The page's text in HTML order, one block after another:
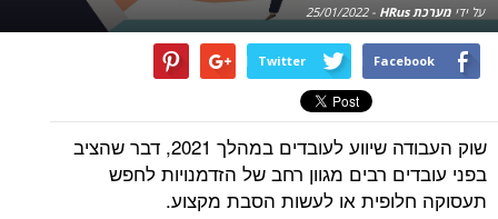
על ידי מערכת HRus -
25/01/2022
Facebook
Twitter
שוק העבודה שיווע לעובדים במהלך 2021, דבר שהציב
בפני עובדים רבים מגוון רחב של הזדמנויות לחפש
תעסוקה חלופית או לעשות הסבת מקצוע.